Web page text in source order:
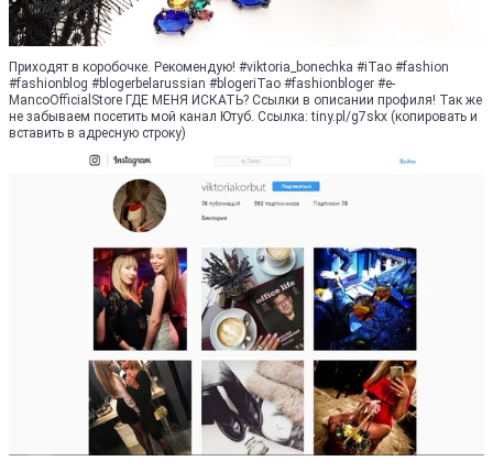
Приходят в коробочке. Рекомендую! #viktoria_bonechka #iTao #fashion
#fashionblog #blogerbelarussian #blogeriTao #fashionbloger #e-
MancoOfficialStore ГДЕ МЕНЯ ИСКАТЬ? Ссылки в описании профиля! Так же
не забываем посетить мой канал Ютуб. Ссылка: tiny.pl/g7skx (копировать и
вставить в адресную строку)